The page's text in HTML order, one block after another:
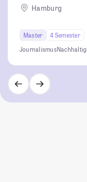
Hamburg
Master
4 Semester
Journalismus